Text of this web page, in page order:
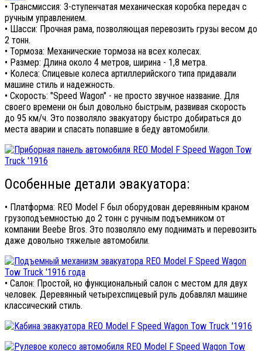
• Трансмиссия: 3-ступенчатая механическая коробка передач с
ручным управлением.
• Шасси: Прочная рама, позволяющая перевозить грузы весом до
2 тонн.
• Тормоза: Механические тормоза на всех колесах.
• Размер: Длина около 4 метров, ширина - 1,8 метра.
• Колеса: Спицевые колеса артиллерийского типа придавали
машине стиль и надежность.
• Скорость: "Speed Wagon" - не просто звучное название. Для
своего времени он был довольно быстрым, развивая скорость
до 95 км/ч. Это позволяло эвакуатору быстро добираться до
места аварии и спасать попавшие в беду автомобили.
Особенные детали эвакуатора:
• Платформа: REO Model F был оборудован деревянным краном
грузоподъемностью до 2 тонн с ручным подъемником от
компании Beebe Bros. Это позволяло ему поднимать и перевозить
даже довольно тяжелые автомобили.
• Салон: Простой, но функциональный салон с местом для двух
человек. Деревянный четырехспицевый руль добавлял машине
классический стиль.